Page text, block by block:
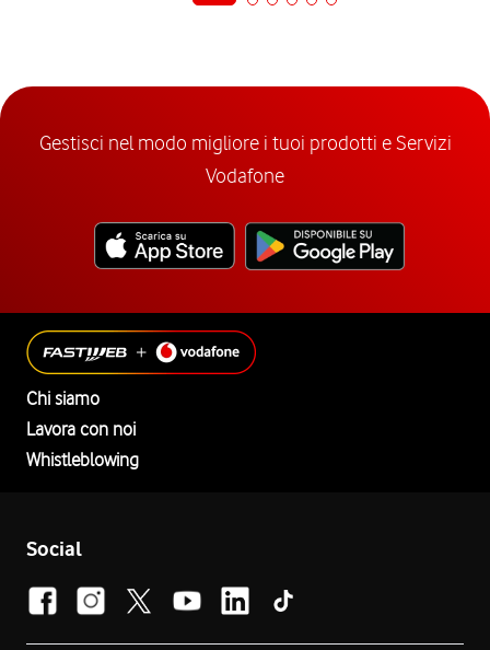
Gestisci nel modo migliore i tuoi prodotti e Servizi
Vodafone
Chi siamo
Lavora con noi
Whistleblowing
Social